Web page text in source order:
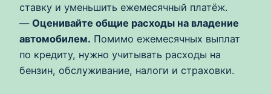
ставку и уменьшить ежемесячный платёж.
— Оценивайте общие расходы на владение
автомобилем. Помимо ежемесячных выплат
по кредиту, нужно учитывать расходы на
бензин, обслуживание, налоги и страховки.